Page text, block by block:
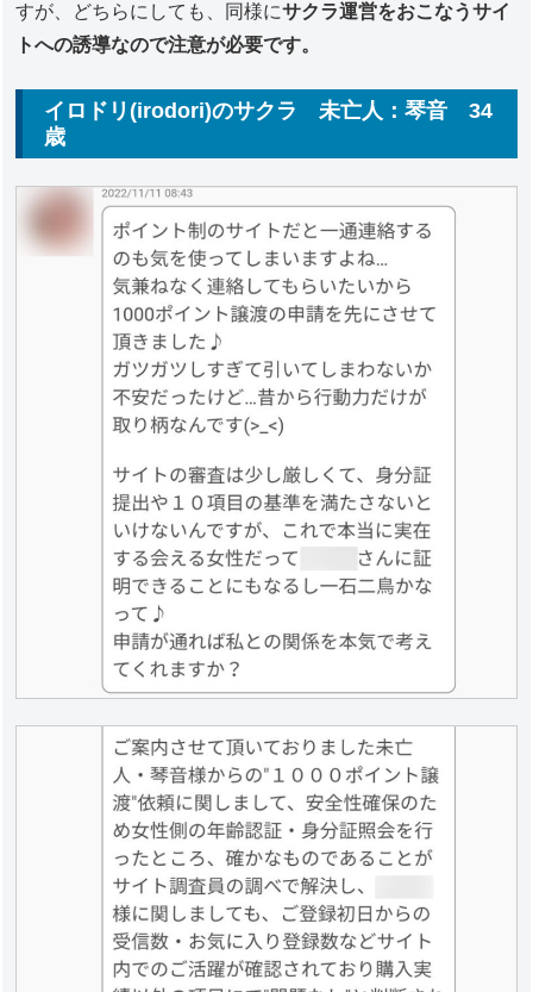
すが、どちらにしても、同様にサクラ運営をおこなうサイ
トへの誘導なので注意が必要です。
イロドリ(irodori)のサクラ 未亡人：琴音 34
歳